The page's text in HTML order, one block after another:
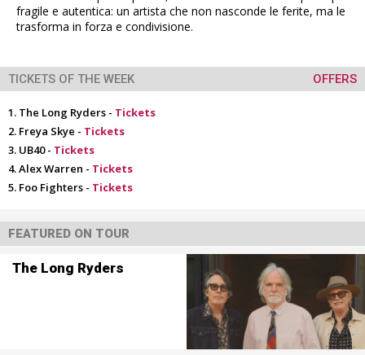
fragile e autentica: un artista che non nasconde le ferite, ma le
trasforma in forza e condivisione.
TICKETS OF THE WEEK OFFERS
The Long Ryders - Tickets
Freya Skye - Tickets
UB40 - Tickets
Alex Warren - Tickets
Foo Fighters - Tickets
FEATURED ON TOUR
The Long Ryders